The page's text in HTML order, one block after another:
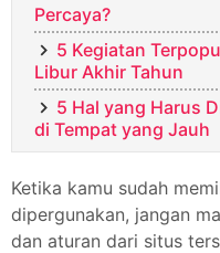
Percaya?
5 Kegiatan
Libur Akhir Tahun
5 Hal yang Harus
di Tempat yang Jauh
Ketika kamu sudah
dipergunakan, jangan
dan aturan dari situs